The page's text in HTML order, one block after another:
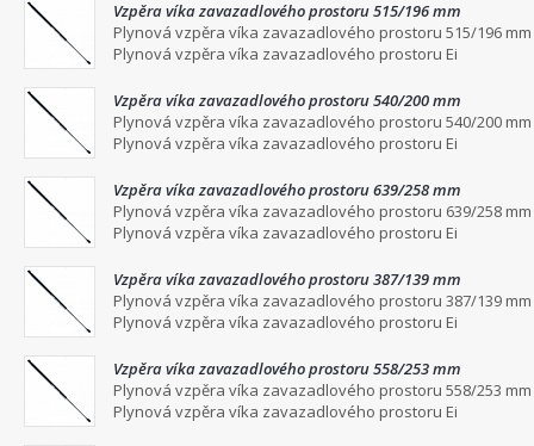
Vzpěra víka zavazadlového prostoru 515/196 mm
Plynová vzpěra víka zavazadlového prostoru 515/196 mm
Plynová vzpěra víka zavazadlového prostoru Ei
Vzpěra víka zavazadlového prostoru 540/200 mm
Plynová vzpěra víka zavazadlového prostoru 540/200 mm
Plynová vzpěra víka zavazadlového prostoru Ei
Vzpěra víka zavazadlového prostoru 639/258 mm
Plynová vzpěra víka zavazadlového prostoru 639/258 mm
Plynová vzpěra víka zavazadlového prostoru Ei
Vzpěra víka zavazadlového prostoru 387/139 mm
Plynová vzpěra víka zavazadlového prostoru 387/139 mm
Plynová vzpěra víka zavazadlového prostoru Ei
Vzpěra víka zavazadlového prostoru 558/253 mm
Plynová vzpěra víka zavazadlového prostoru 558/253 mm
Plynová vzpěra víka zavazadlového prostoru Ei